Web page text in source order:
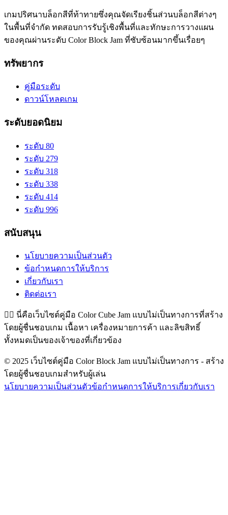
เกมปริศนาบล็อกสีที่ท้าทายซึ่งคุณจัดเรียงชิ้นส่วนบล็อกสีต่างๆ
ในพื้นที่จำกัด ทดสอบการรับรู้เชิงพื้นที่และทักษะการวางแผน
ของคุณผ่านระดับ Color Block Jam ที่ซับซ้อนมากขึ้นเรื่อยๆ
ทรัพยากร
คู่มือระดับ
ดาวน์โหลดเกม
ระดับยอดนิยม
ระดับ 80
ระดับ 279
ระดับ 318
ระดับ 338
ระดับ 414
ระดับ 996
สนับสนุน
นโยบายความเป็นส่วนตัว
ข้อกำหนดการให้บริการ
เกี่ยวกับเรา
ติดต่อเรา
👉🏻 นี่คือเว็บไซต์คู่มือ Color Cube Jam แบบไม่เป็นทางการที่สร้าง
โดยผู้ชื่นชอบเกม เนื้อหา เครื่องหมายการค้า และลิขสิทธิ์
ทั้งหมดเป็นของเจ้าของที่เกี่ยวข้อง
© 2025 เว็บไซต์คู่มือ Color Block Jam แบบไม่เป็นทางการ - สร้าง
โดยผู้ชื่นชอบเกมสำหรับผู้เล่น
นโยบายความเป็นส่วนตัวข้อกำหนดการให้บริการเกี่ยวกับเรา